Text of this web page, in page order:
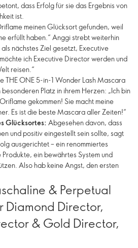
dass Erfolg für sie das Ergebnis von
ist.
meinen Glücksort gefunden, weil
erfüllt haben.“ Anggi strebt weiterhin
nächstes Ziel gesetzt, Executive
ich Executive Director werden und
reisen.“
THE ONE 5-in-1 Wonder Lash Mascara
Platz in ihrem Herzen: „Ich bin
gekommen! Sie macht meine
Es ist die beste Mascara aller Zeiten!“
Glücksortes: Abgesehen davon, dass
und positiv eingestellt sein sollte, sagt
ausgerichtet – ein renommiertes
ein bewährtes System und
Also hab keine Angst, den ersten
& Perpetual
Diamond Director,
& Gold Director,